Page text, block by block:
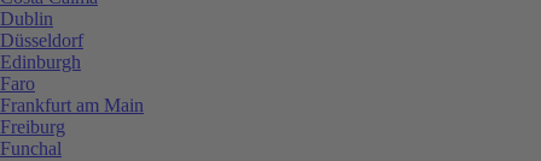
Dublin
Düsseldorf
Edinburgh
Faro
Frankfurt am Main
Freiburg
Funchal